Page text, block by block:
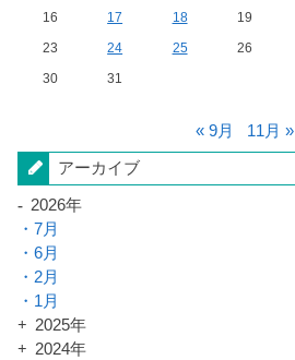
16
17 18 19
23
24 25 26
30
31
« 9月 11月 »
アーカイブ
2026年
7月
6月
2月
1月
2025年
2024年